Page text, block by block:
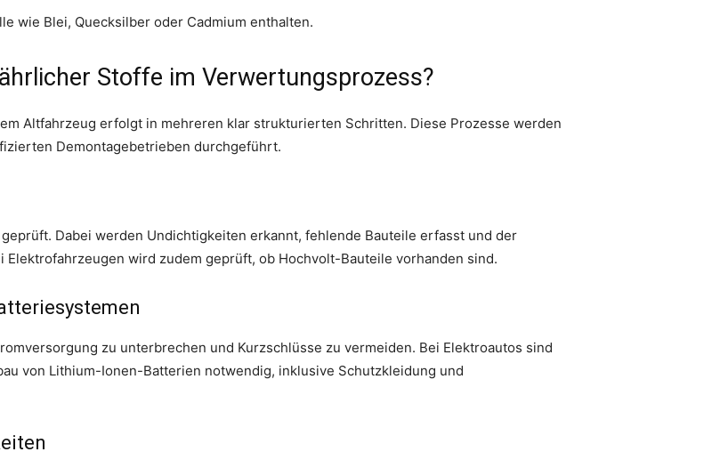
wie Blei, Quecksilber oder Cadmium enthalten.
Stoffe im Verwertungsprozess?
Altfahrzeug erfolgt in mehreren klar strukturierten Schritten. Diese Prozesse werden
Demontagebetrieben durchgeführt.
Dabei werden Undichtigkeiten erkannt, fehlende Bauteile erfasst und der
wird zudem geprüft, ob Hochvolt-Bauteile vorhanden sind.
zu unterbrechen und Kurzschlüsse zu vermeiden. Bei Elektroautos sind
von Lithium-Ionen-Batterien notwendig, inklusive Schutzkleidung und